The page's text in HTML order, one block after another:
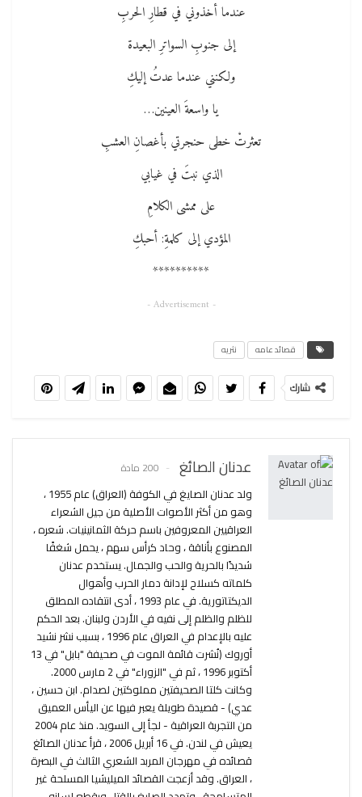
عندما أخذوني في قطارِ الحربِ
إلى جنوبِ السواترِ البعيدة
ولكنني عندما عدتُ إليكِ
يا واسعةَ العينين…
تعثرتْ خطى حنجرتي بأغصانِ العشبِ
الذي نبتَ في غيابي
على ممشى الكلامِ
المؤدي إلى كلمةِ: أحبكِ
**********
- Advertisement -
قصائد عامه نثريه
شارك
عدنان الصائغ 200 مادة
ولد عدنان الصايغ في الكوفة (العراق) عام 1955 ،
وهو من أكثر الأصوات الأصلية من جيل الشعراء
العراقيين المعروفين باسم حركة الثمانينيات. شعره ،
المصنوع بأناقة ، وحاد كرأس سهم ، يحمل شغفًا
شديدًا بالحرية والحب والجمال. يستخدم عدنان
كلماته كسلاح لإدانة دمار الحرب وأهوال
الديكتاتورية. في عام 1993 ، أدى انتقاده المطلق
للظلم والظلم إلى نفيه في الأردن ولبنان. بعد الحكم
عليه بالإعدام في العراق عام 1996 ، بسبب نشر نشيد
أوروك (نُشرت قائمة الموت في صحيفة "بابل" في 13
أكتوبر 1996 ، ثم في "الزوراء" في 2 مارس 2000.
وكانت كلتا الصحيفتين مملوكتين لصدام. ابن حسين ،
عدي) - قصيدة طويلة يعبر فيها عن اليأس العميق
من التجربة العراقية - لجأ إلى السويد. منذ عام 2004
يعيش في لندن. في 16 أبريل 2006 ، قرأ عدنان الصائغ
قصائده في مهرجان المربد الشعري الثالث في البصرة
، العراق. وقد أزعجت القصائد الميليشيا المسلحة غير